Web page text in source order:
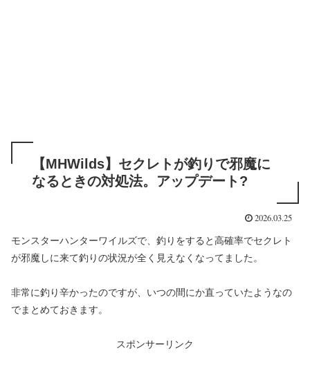
【MHWilds】セクレトが釣りで邪魔に
なるときの対処法。アップデート?
2026.03.25
モンスターハンターワイルズで、釣りをすると高確率でセクレト
が邪魔しに来て釣りの状況が全く見えなくなってました。
非常に釣り辛かったのですが、いつの間にか直っていたようなの
でまとめておきます。
スポンサーリンク